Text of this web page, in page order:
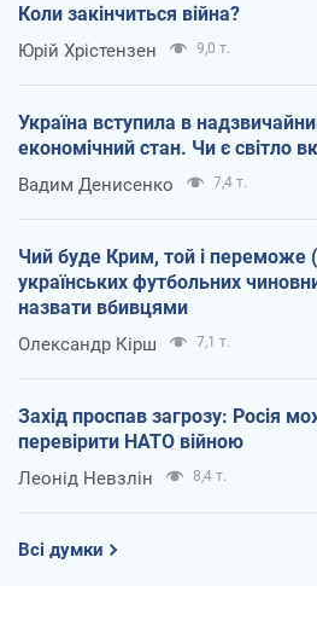
Коли закінчиться війна?
Юрій Хрістензен 9,0 т.
Україна вступила в
економічний стан. Чи є світло
Вадим Денисенко 7,4 т.
Чий буде Крим, той і переможе
українських футбольних
назвати вбивцями
Олександр Кірш 7,1 т.
Захід проспав загрозу: Росія
перевірити НАТО війною
Леонід Невзлін 8,4 т.
Всі думки